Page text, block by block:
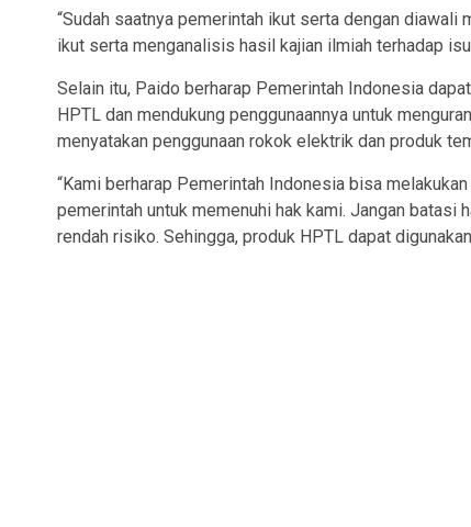
“Sudah saatnya pemerintah ikut serta dengan diawali
ikut serta menganalisis hasil kajian ilmiah terhadap
Selain itu, Paido berharap Pemerintah Indonesia
HPTL dan mendukung penggunaannya untuk
menyatakan penggunaan rokok elektrik dan produk
“Kami berharap Pemerintah Indonesia bisa
pemerintah untuk memenuhi hak kami. Jangan
rendah risiko. Sehingga, produk HPTL dapat